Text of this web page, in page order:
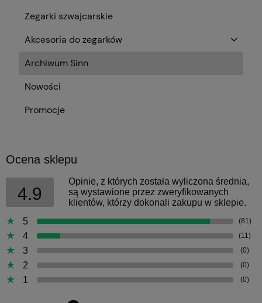
Zegarki szwajcarskie
Akcesoria do zegarków
Archiwum Sinn
Nowości
Promocje
Ocena sklepu
4.9
Opinie, z których została wyliczona średnia,
są wystawione przez zweryfikowanych
klientów, którzy dokonali zakupu w sklepie.
5
(81)
4 (11)
3 (0)
2 (0)
1 (0)